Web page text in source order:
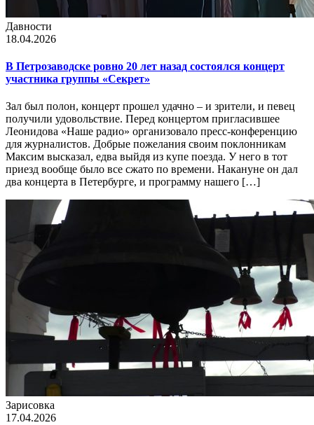
Давности
18.04.2026
В Петрозаводске ровно 20 лет назад состоялся концерт
участника группы «Секрет»
Зал был полон, концерт прошел удачно – и зрители, и певец
получили удовольствие. Перед концертом пригласившее
Леонидова «Наше радио» организовало пресс-конференцию
для журналистов. Добрые пожелания своим поклонникам
Максим высказал, едва выйдя из купе поезда. У него в тот
приезд вообще было все сжато по времени. Накануне он дал
два концерта в Петербурге, и программу нашего […]
Зарисовка
17.04.2026